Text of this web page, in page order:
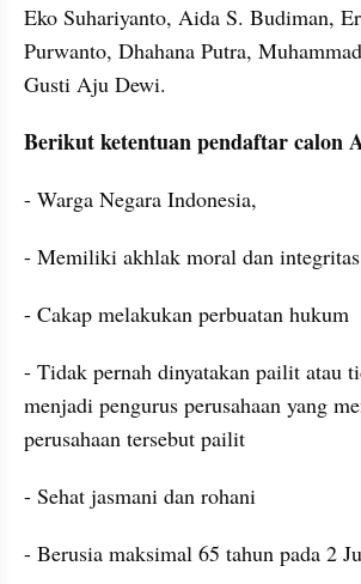
Eko Suhariyanto, Aida S. Budiman,
Purwanto, Dhahana Putra,
Gusti Aju Dewi.
Berikut ketentuan pendaftar calon
- Warga Negara Indonesia,
- Memiliki akhlak moral dan
- Cakap melakukan perbuatan hukum
- Tidak pernah dinyatakan pailit atau
menjadi pengurus perusahaan yang
perusahaan tersebut pailit
- Sehat jasmani dan rohani
- Berusia maksimal 65 tahun pada 2